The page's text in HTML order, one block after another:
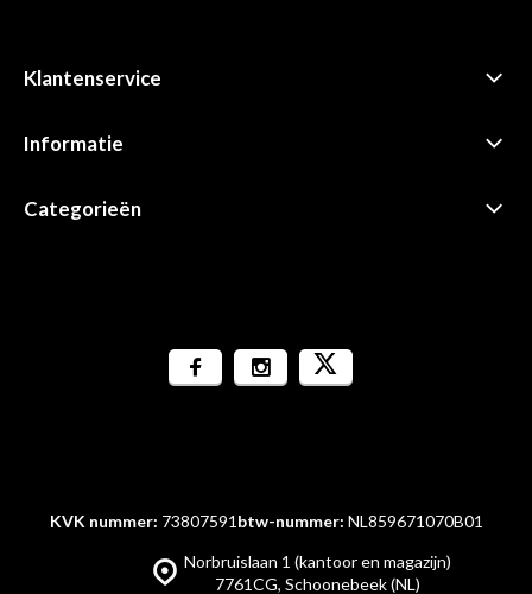
Klantenservice
Informatie
Categorieën
Norbruislaan 1 (kantoor en magazijn)
7761CG, Schoonebeek (NL)
KVK nummer: 73807591 btw-nummer: NL859671070B01